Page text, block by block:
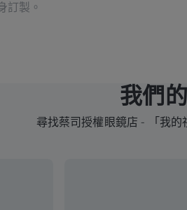
訂製。
我們
尋找蔡司授權眼鏡店 - 「我的